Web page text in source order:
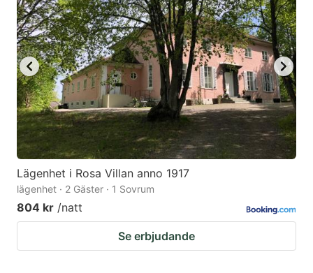
Lägenhet i Rosa Villan anno 1917
lägenhet · 2 Gäster · 1 Sovrum
804 kr /natt
Se erbjudande